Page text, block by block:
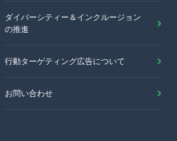
ダイバーシティー＆インクルージョン
の推進
行動ターゲティング広告について
お問い合わせ